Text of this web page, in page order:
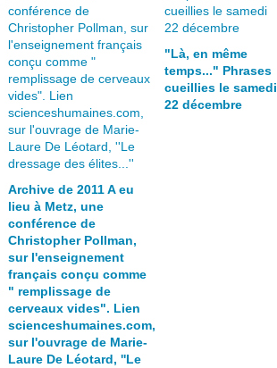
Archive de 2011 A eu
lieu à Metz, une
conférence de
Christopher Pollman,
sur l'enseignement
français conçu comme
" remplissage de
cerveaux vides". Lien
scienceshumaines.com,
sur l'ouvrage de Marie-
Laure De Léotard, ''Le
"Là, en même
temps..." Phrases
cueillies le samedi
22 décembre